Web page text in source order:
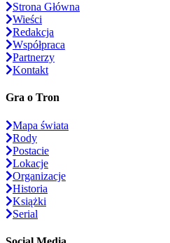
Strona Główna
Wieści
Redakcja
Współpraca
Partnerzy
Kontakt
Gra o Tron
Mapa świata
Rody
Postacie
Lokacje
Organizacje
Historia
Książki
Serial